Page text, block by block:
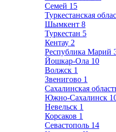
Семей 15
Туркестанская
Шымкент 8
Туркестан 5
Кентау 2
Республика Марий
Йошкар-Ола 10
Волжск 1
Звенигово 1
Сахалинская
Южно-Сахалинск
Невельск 1
Корсаков 1
Севастополь 14